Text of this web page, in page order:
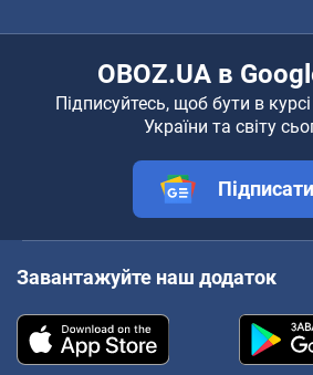
OBOZ.UA в
Підписуйтесь, щоб бути в
України та світу
Завантажуйте наш додаток